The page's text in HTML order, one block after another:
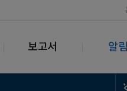
보고서 알림